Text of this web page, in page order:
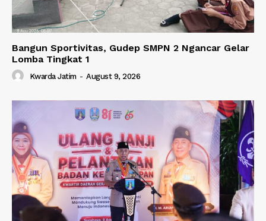
Bangun Sportivitas, Gudep SMPN 2 Ngancar Gelar
Lomba Tingkat 1
Kwarda Jatim - August 9, 2026